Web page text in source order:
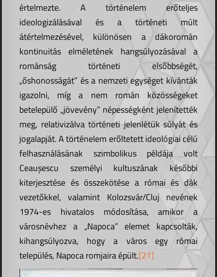
értelmezte. A történelem erőteljes
ideologizálásával és a történeti múlt
átértelmezésével, különösen a dákoromán
kontinuitás elméletének hangsúlyozásával a
románság történeti elsőbbségét,
„őshonosságát” és a nemzeti egységet kívánták
igazolni, míg a nem román közösségeket
betelepülő „jövevény” népességként jelenítették
meg, relativizálva történeti jelenlétük súlyát és
jogalapját. A történelem erőltetett ideológiai célú
felhasználásának szimbolikus példája volt
Ceaușescu személyi kultuszának későbbi
kiterjesztése és összekötése a római és dák
vezetőkkel, valamint Kolozsvár/Cluj nevének
1974-es hivatalos módosítása, amikor a
városnévhez a „Napoca” elemet kapcsolták,
kihangsúlyozva, hogy a város egy római
település, Napoca romjaira épült.[21]